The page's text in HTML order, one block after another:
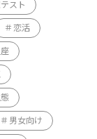
スト
恋活
男女向け